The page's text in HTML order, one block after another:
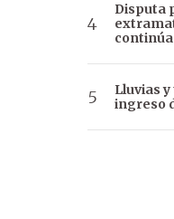
Disputa
Lluvias
ingreso